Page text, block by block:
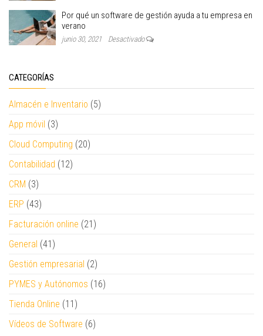
Por qué un software de gestión ayuda a tu empresa en
verano
junio 30, 2021 Desactivado
CATEGORÍAS
Almacén e Inventario (5)
App móvil (3)
Cloud Computing (20)
Contabilidad (12)
CRM (3)
ERP (43)
Facturación online (21)
General (41)
Gestión empresarial (2)
PYMES y Autónomos (16)
Tienda Online (11)
Vídeos de Software (6)